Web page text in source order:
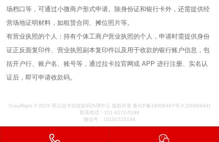
场档口等，可通过小微商户形式申请。除身份证和银行卡外，还需提供经
营场地证明材料，如租赁合同、摊位照片等。
有营业执照的个人：持有个体工商户营业执照的个人，申请时需提供身份
证正反面复印件、营业执照副本复印件以及用于收款的银行账户信息，包
括开户行、账户名、账号等，通过拉卡拉官网或 APP 进行注册、实名认
证后，即可申请收款码。
CopyRight © 2025 翠云拉卡拉收款码办理中心 版权所有 鲁ICP备18006487号-3 [2699/844]
联系电话：151-9272-5188
微信号：15192725188